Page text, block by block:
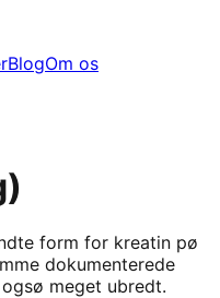
BlogOm os
form for kreatin pø
dokumenterede
meget ubredt.